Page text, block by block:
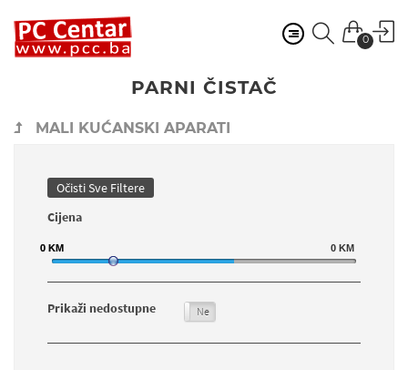
0
PARNI ČISTAČ
MALI KUĆANSKI APARATI
Očisti Sve Filtere
Cijena
0 KM
0 KM
0 KM
Prikaži nedostupne Ne